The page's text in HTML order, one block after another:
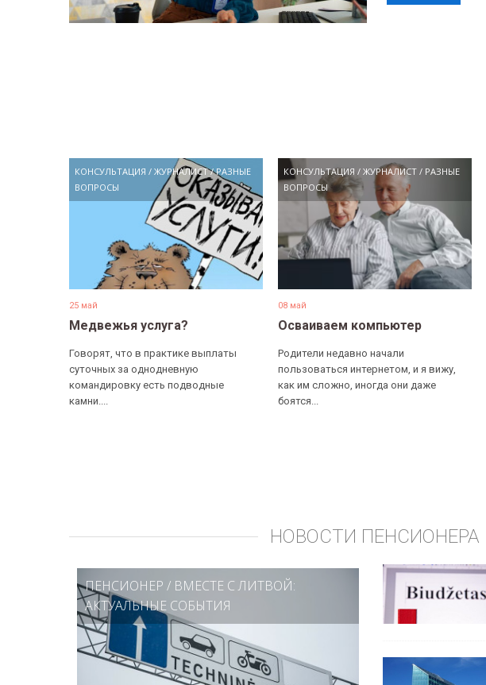
КОНСУЛЬТАЦИЯ / ЖУРНАЛИСТ/РАЗНЫЕ
ВОПРОСЫ
25 май
Медвежья услуга?
Говорят, что в практике выплаты
суточных за однодневную
командировку есть подводные
камни....
КОНСУЛЬТАЦИЯ /ЖУРНАЛИСТ / РАЗНЫЕ
ВОПРОСЫ
08 май
Осваиваем компьютер
Родители недавно начали
пользоваться интернетом, и я вижу,
как им сложно, иногда они даже
боятся...
НОВОСТИ ПЕНСИОНЕРА
ПЕНСИОНЕР / ВМЕСТЕ С ЛИТВОЙ:
АКТУАЛЬНЫЕ СОБЫТИЯ